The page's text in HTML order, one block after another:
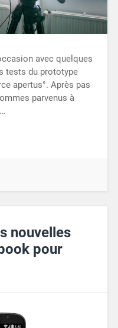
avec quelques
tests du prototype
apertus°. Après pas
parvenus à
nouvelles
pour